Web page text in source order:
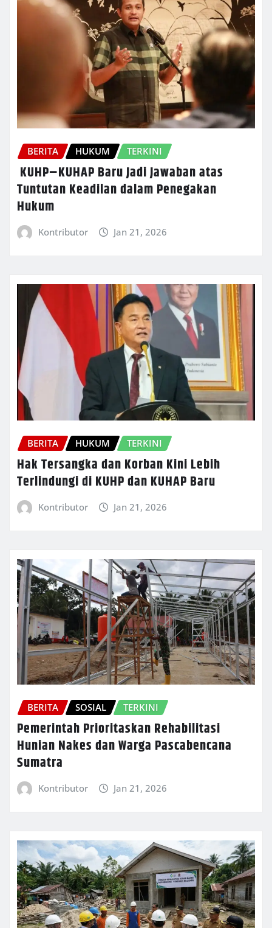
BERITA HUKUM TERKINI
KUHP–KUHAP Baru Jadi Jawaban atas
Tuntutan Keadilan dalam Penegakan
Hukum
Kontributor Jan 21, 2026
BERITA HUKUM TERKINI
Hak Tersangka dan Korban Kini Lebih
Terlindungi di KUHP dan KUHAP Baru
Kontributor Jan 21, 2026
BERITA SOSIAL TERKINI
Pemerintah Prioritaskan Rehabilitasi
Hunian Nakes dan Warga Pascabencana
Sumatra
Kontributor Jan 21, 2026